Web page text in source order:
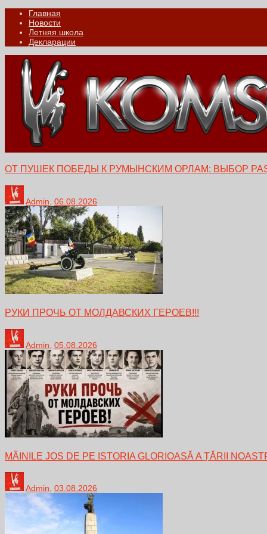
Главная
Новости
Летняя школа
Декларации
ОТ ПУШЕК ПОБЕДЫ К РУМЫНСКИМ ОРЛАМ: ВЫБОР
Admin 06.08.2026
РУКИ ПРОЧЬ ОТ МОЛДАВСКИХ ГЕРОЕВ!!!
Admin 05.08.2026
MÂINILE JOS DE PE ISTORIA GLORIOASĂ A ȚĂRII
Admin, 03.08.2026